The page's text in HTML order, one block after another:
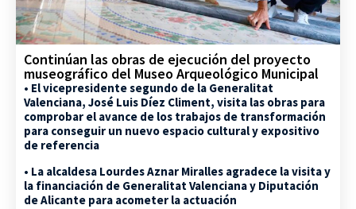
Continúan las obras de ejecución del proyecto
museográfico del Museo Arqueológico Municipal
• El vicepresidente segundo de la Generalitat
Valenciana, José Luis Díez Climent, visita las obras para
comprobar el avance de los trabajos de transformación
para conseguir un nuevo espacio cultural y expositivo
de referencia
• La alcaldesa Lourdes Aznar Miralles agradece la visita y
la financiación de Generalitat Valenciana y Diputación
de Alicante para acometer la actuación